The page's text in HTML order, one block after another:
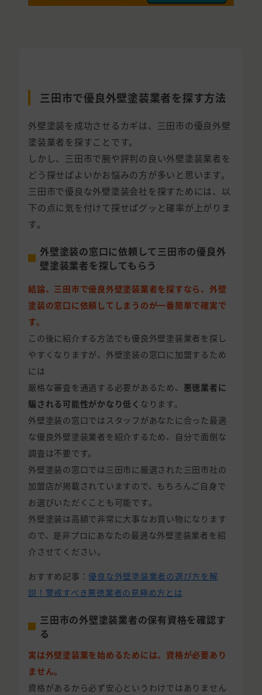
三田市で優良外壁塗装業者を探す方法
外壁塗装を成功させるカギは、三田市の優良外壁
塗装業者を探すことです。
しかし、三田市で腕や評判の良い外壁塗装業者を
どう探せばよいかお悩みの方が多いと思います。
三田市で優良な外壁塗装会社を探すためには、以
下の点に気を付けて探せばグッと確率が上がりま
す。
外壁塗装の窓口に依頼して三田市の優良外
壁塗装業者を探してもらう
結論、三田市で優良外壁塗装業者を探すなら、外壁
塗装の窓口に依頼してしまうのが一番簡単で確実で
す。
この後に紹介する方法でも優良外壁塗装業者を探し
やすくなりますが、外壁塗装の窓口に加盟するため
には
厳格な審査を通過する必要があるため、 悪徳業者に
騙される可能性がかなり低く なります。
外壁塗装の窓口ではスタッフがあなたに合った最適
な優良外壁塗装業者を紹介するため、自分で面倒な
調査は不要です。
外壁塗装の窓口では三田市に厳選された三田市社の
加盟店が掲載されていますので、もちろんご自身で
お選びいただくことも可能です。
外壁塗装は高額で非常に大事なお買い物になります
ので、是非プロにあなたの最適な外壁塗装業者を紹
介させてください。
おすすめ記事：優良な外壁塗装業者の選び方を解
説！警戒すべき悪徳業者の見極め方とは
三田市の外壁塗装業者の保有資格を確認す
る
実は外壁塗装業を始めるためには、資格が必要あり
ません。
資格があるから必ず安心というわけではありません